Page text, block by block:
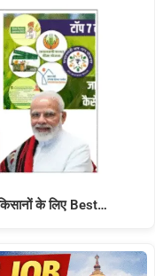
के लिए Best…